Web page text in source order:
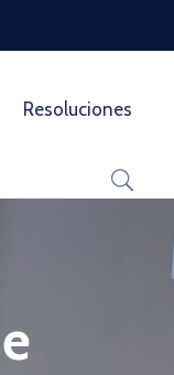
Resoluciones